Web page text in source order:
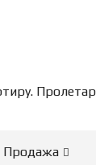
Продажа